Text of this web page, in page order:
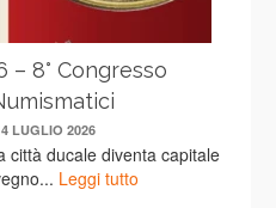
– 8° Congresso
LUGLIO 2026
città ducale diventa capitale
Leggi tutto